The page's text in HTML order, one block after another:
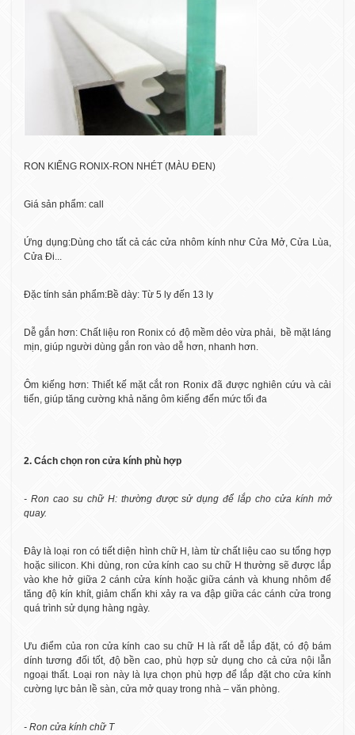
RON KIẾNG RONIX-RON NHÉT (MÀU ĐEN)
Giá sản phẩm: call
Ứng dụng:Dùng cho tất cả các cửa nhôm kính như Cửa Mở, Cửa Lùa,
Cửa Đi...
Đặc tính sản phẩm:Bề dày: Từ 5 ly đến 13 ly
Dễ gắn hơn: Chất liệu ron Ronix có độ mềm dẻo vừa phải, bề mặt láng
mịn, giúp người dùng gắn ron vào dễ hơn, nhanh hơn.
Ôm kiếng hơn: Thiết kế mặt cắt ron Ronix đã được nghiên cứu và cải
tiến, giúp tăng cường khả năng ôm kiếng đến mức tối đa
2. Cách chọn ron cửa kính phù hợp
- Ron cao su chữ H: thường được sử dụng để lắp cho cửa kính mở
quay.
Đây là loại ron có tiết diện hình chữ H, làm từ chất liệu cao su tổng hợp
hoặc silicon. Khi dùng, ron cửa kính cao su chữ H thường sẽ được lắp
vào khe hở giữa 2 cánh cửa kính hoặc giữa cánh và khung nhôm để
tăng độ kín khít, giảm chấn khi xảy ra va đập giữa các cánh cửa trong
quá trình sử dụng hàng ngày.
Ưu điểm của ron cửa kính cao su chữ H là rất dễ lắp đặt, có độ bám
dính tương đối tốt, độ bền cao, phù hợp sử dụng cho cả cửa nội lẫn
ngoại thất. Loại ron này là lựa chọn phù hợp để lắp đặt cho cửa kính
cường lực bản lề sàn, cửa mở quay trong nhà – văn phòng.
- Ron cửa kính chữ T